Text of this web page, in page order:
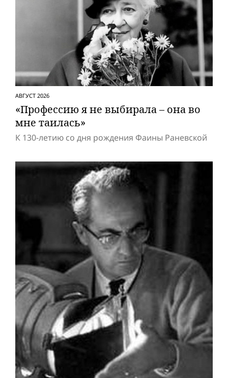
АВГУСТ 2026
«Профессию я не выбирала – она во
мне таилась»
К 130-летию со дня рождения Фаины Раневской